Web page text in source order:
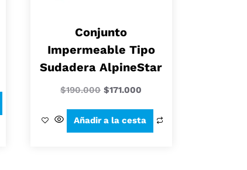
Conjunto
Impermeable Tipo
Sudadera AlpineStar
$190.000 $171.000
Añadir a la cesta